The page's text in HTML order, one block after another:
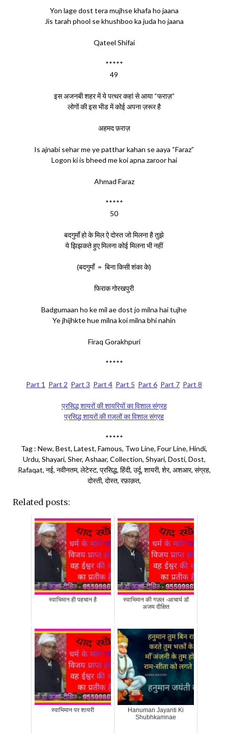
Yon lage dost tera mujhse khafa ho jaana
Jis tarah phool se khushboo ka juda ho jaana
Qateel Shifai
*****
49
इस अजनबी शहर में ये पत्थर कहां से आया “फराज़”
लोगों की इस भीड में कोई अपना ज़रूर है
अहमद फ़राज़
Is ajnabi sehar me ye patthar kahan se aaya “Faraz”
Logon ki is bheed me koi apna zaroor hai
Ahmad Faraz
*****
50
बदगुमाँ हो के मिल ऐ दोस्त जो मिलना है तुझे
ये झिझकते हुए मिलना कोई मिलना भी नहीं
(बदगुमाँ = बिना किसी शंका के)
फिराक गोरखपुरी
Badgumaan ho ke mil ae dost jo milna hai tujhe
Ye jhijhkte hue milna koi milna bhi nahin
Firaq Gorakhpuri
*****
Part 1 Part 2 Part 3 Part 4 Part 5 Part 6 Part 7 Part 8
प्रसिद्ध शायरों की शायरियों का विशाल संग्रह
प्रसिद्ध शायरों की ग़ज़लों का विशाल संग्रह
*****
Tag : New, Best, Latest, Famous, Two Line, Four Line, Hindi,
Urdu, Shayari, Sher, Ashaar, Collection, Shyari, Dosti, Dost,
Rafaqat, नई, नवीनतम, लेटेस्ट, प्रसिद्ध, हिंदी, उर्दू, शायरी, शेर, अशआर, संग्रह,
दोस्ती, दोस्त, रफ़ाक़त,
Related posts:
स्वाभिमान ही पहचान है
स्वाभिमान की गज़ल -आचार्य डॉ
अजय दीक्षित
स्वाभिमान पर शायरी
Hanuman Jayanti Ki
Shubhkamnae